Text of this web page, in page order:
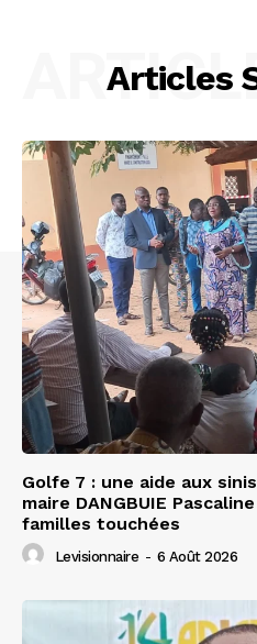
Articles
Golfe 7 : une aide aux
maire DANGBUIE
familles touchées
Levisionnaire - 6 Août 2026